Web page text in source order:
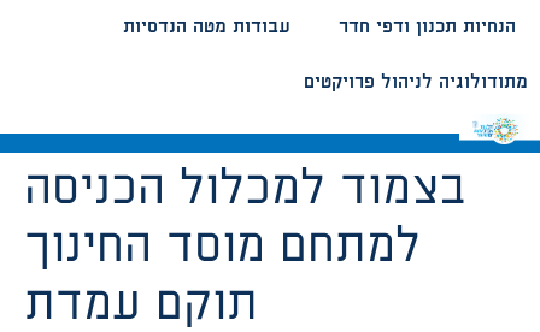
עבודות מטה הנדסיות הנחיות תכנון ודפי חדר
מתודולוגיה לניהול פרויקטים
בצמוד למכלול הכניסה
למתחם מוסד החינוך
תוקם עמדת